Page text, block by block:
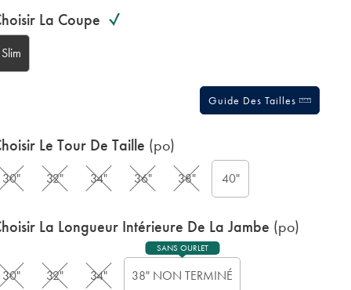
La Coupe
Slim
Guide Des Tailles
Le Tour De Taille (po)
30" 32" 34" 36" 38" 40"
La Longueur Intérieure De La Jambe (po)
30" 32" 34" 38" NON TERMINÉ
SANS OURLET